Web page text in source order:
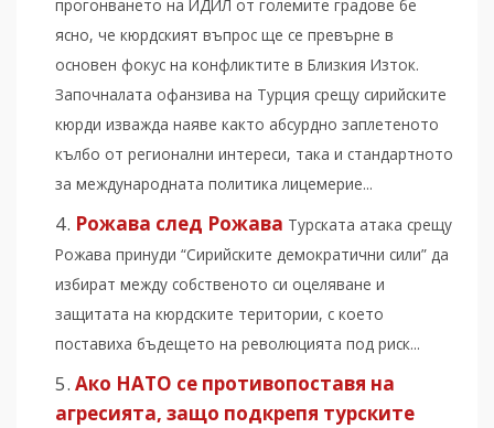
прогонването на ИДИЛ от големите градове бе
ясно, че кюрдският въпрос ще се превърне в
основен фокус на конфликтите в Близкия Изток.
Започналата офанзива на Турция срещу сирийските
кюрди изважда наяве както абсурдно заплетеното
кълбо от регионални интереси, така и стандартното
за международната политика лицемерие...
Рожава след Рожава Турската атака срещу
Рожава принуди “Сирийските демократични сили” да
избират между собственото си оцеляване и
защитата на кюрдските територии, с което
поставиха бъдещето на революцията под риск...
Ако НАТО се противопоставя на
агресията, защо подкрепя турските